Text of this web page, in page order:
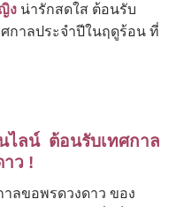
ง น่ารักสดใส ต้อนรับ
กาลประจำปีในฤดูร้อน ที่
ไลน์ ต้อนรับเทศกาล
ว !
ขอพรดวงดาว ของ